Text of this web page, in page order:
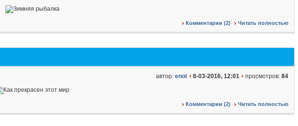
Комментарии (2) Читать полностью
автор: enot 8-03-2016, 12:01 просмотров: 84
Комментарии (2) Читать полностью